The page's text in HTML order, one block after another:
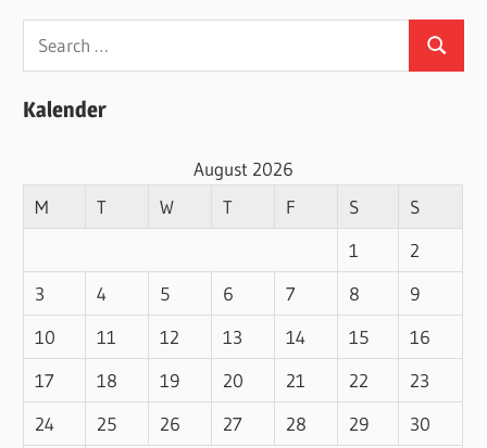
Search
for:
Search
Kalender
August 2026
M
T W T F S
S
1
2
3
4 5 6 7 8
9
10
11 12 13 14 15
16
17
18 19 20 21 22
23
24
25 26 27 28 29
30